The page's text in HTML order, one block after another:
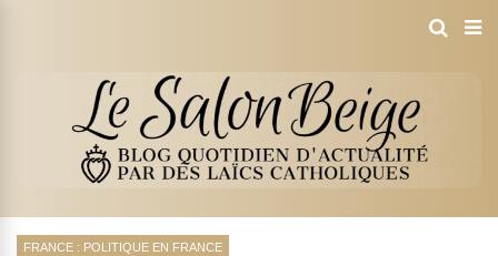
FRANCE : POLITIQUE EN FRANCE